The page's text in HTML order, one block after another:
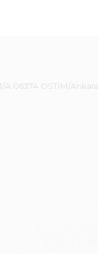
A 06374 OSTİM/Ankara